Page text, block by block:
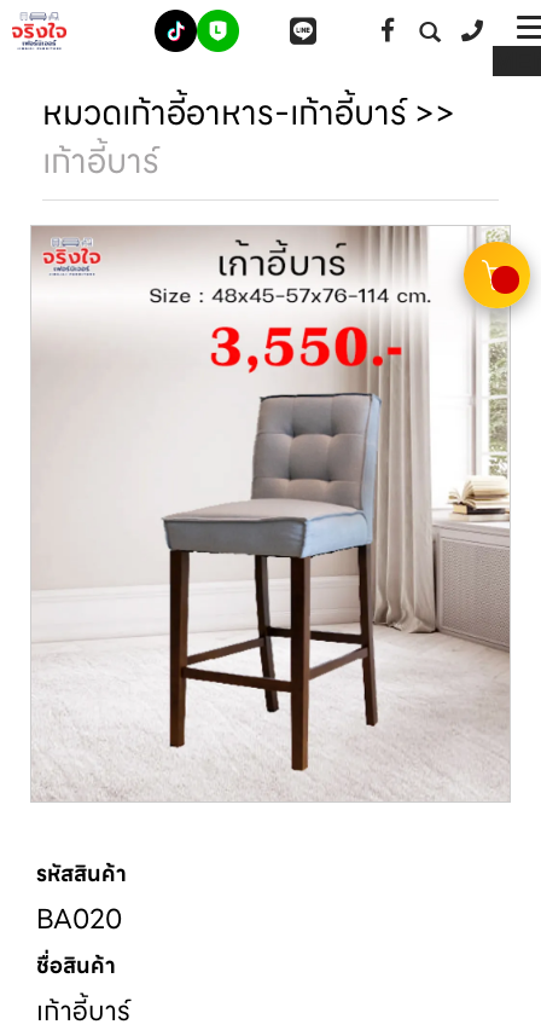
หมวดเก้าอี้อาหาร-เก้าอี้บาร์>>
เก้าอี้บาร์
รหัสสินค้า
BA020
ชื่อสินค้า
เก้าอี้บาร์